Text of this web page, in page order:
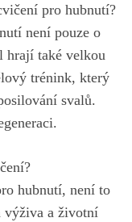
pro⁢ hubnutí?
není pouze o⁢
hrají také‍ velkou
trénink, který
svalů.⁢
hubnutí, není to
výživa ​a ⁤životní